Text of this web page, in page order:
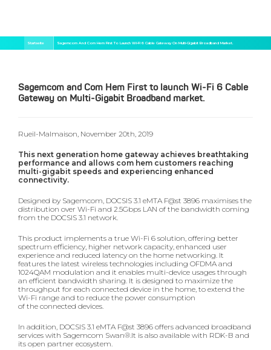
zum
Pfadnavigation
Startseite Sagemcom And Com Hem First To Launch Wi-Fi 6 Cable Gateway On Multi-Gigabit Broadband Market.
Sagemcom and Com Hem First to launch Wi-Fi 6 Cable
Gateway on Multi-Gigabit Broadband market.
Rueil-Malmaison, November 20th, 2019
This next generation home gateway achieves breathtaking
performance and allows com hem customers reaching
multi-gigabit speeds and experiencing enhanced
connectivity.
Designed by Sagemcom, DOCSIS 3.1 eMTA F@st 3896 maximises the
distribution over Wi-Fi and 2.5Gbps LAN of the bandwidth coming
from the DOCSIS 3.1 network.
This product implements a true Wi-Fi 6 solution, offering better
spectrum efficiency, higher network capacity, enhanced user
experience and reduced latency on the home networking. It
features the latest wireless technologies including OFDMA and
1024QAM modulation and it enables multi-device usages through
an efficient bandwidth sharing. It is designed to maximize the
throughput for each connected device in the home, to extend the
Wi-Fi range and to reduce the power consumption
of the connected devices.
In addition, DOCSIS 3.1 eMTA F@st 3896 offers advanced broadband
services with Sagemcom Swan®.It is also available with RDK-B and
its open partner ecosystem.